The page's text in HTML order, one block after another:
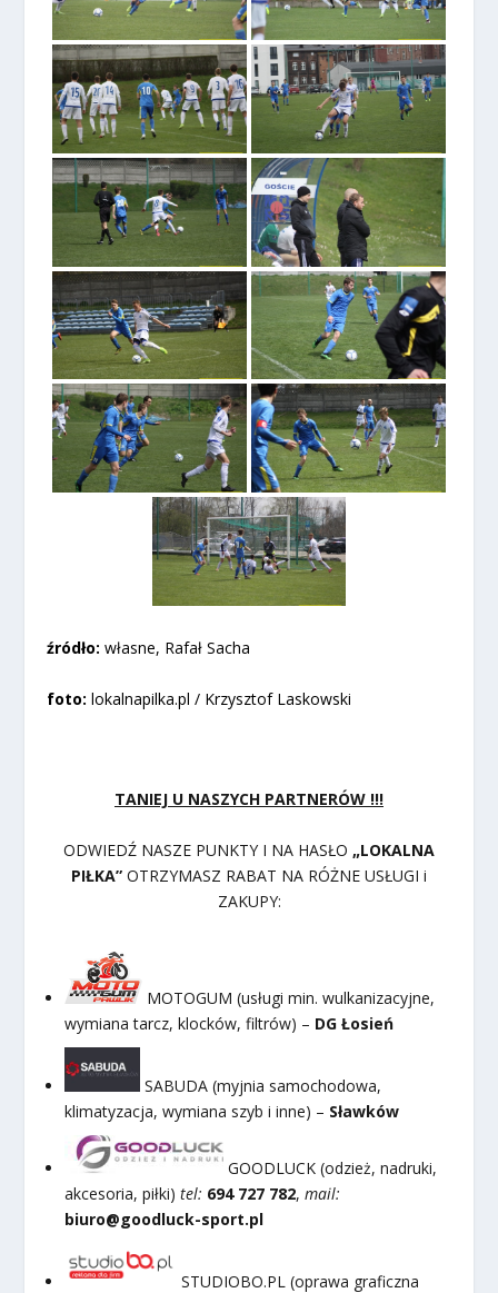
źródło:własne, Rafał Sacha
foto:lokalnapilka.pl / Krzysztof Laskowski
TANIEJ U NASZYCH PARTNERÓW !!!
ODWIEDŹ NASZE PUNKTY I NA HASŁO „LOKALNA
PIŁKA” OTRZYMASZ RABAT NA RÓŻNE USŁUGI i
ZAKUPY:
MOTOGUM (usługi min. wulkanizacyjne,
wymiana tarcz, klocków, filtrów) – DG Łosień
SABUDA (myjnia samochodowa,
klimatyzacja, wymiana szyb i inne) – Sławków
GOODLUCK (odzież, nadruki,
akcesoria, piłki)tel: 694 727 782,mail:
biuro@goodluck-sport.pl
STUDIOBO.PL (oprawa graficzna